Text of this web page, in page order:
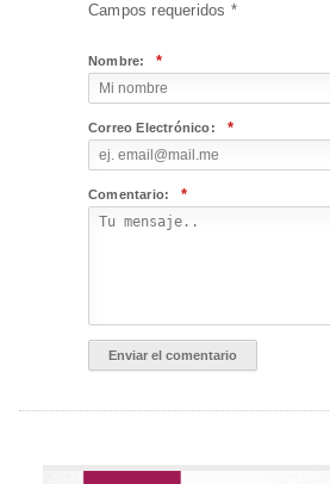
Campos requeridos *
Nombre: *
Correo Electrónico: *
Comentario: *